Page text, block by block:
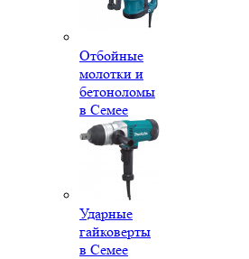
Отбойные
молотки и
бетоноломы
в Семее
Ударные
гайковерты
в Семее